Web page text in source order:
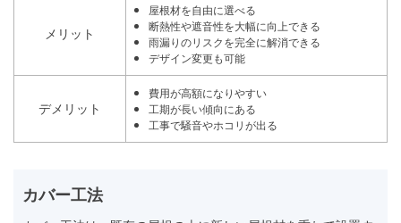
メリット
屋根材を自由に選べる
断熱性や遮音性を大幅に向上できる
雨漏りのリスクを完全に解消できる
デザイン変更も可能
デメリット
費用が高額になりやすい
工期が長い傾向にある
工事で騒音やホコリが出る
カバー工法